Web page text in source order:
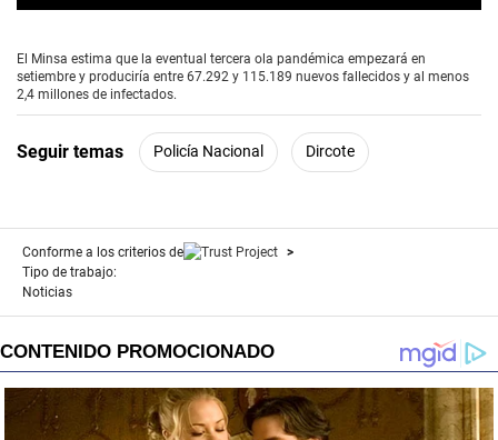
e
c
o
n
s
o
i
n
u
e
s
3
9
s
e
El Minsa estima que la eventual tercera ola pandémica empezará en
setiembre y produciría entre 67.292 y 115.189 nuevos fallecidos y al menos
2,4 millones de infectados.
Seguir temas Policía Nacional Dircote
Conforme a los criterios de
Tipo de trabajo:
Noticias